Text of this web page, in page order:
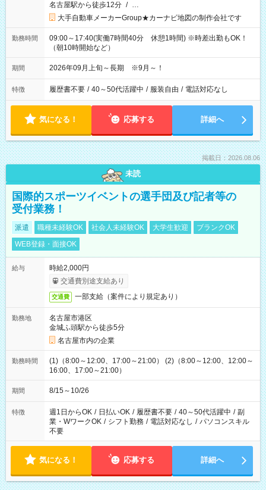
名古屋駅から徒歩12分 / …
大手自動車メーカーGroup★カーナビ地図の制作会社です
勤務時間
09:00～17:40(実働7時間40分 休憩1時間) ※時差出勤もOK！
（朝10時開始など）
期間 2026年09月上旬～長期 ※9月～！
特徴 履歴書不要 / 40～50代活躍中 / 服装自由 / 電話対応なし
気になる！ 応募する 詳細へ
掲載日：2026.08.06
未読
国際的スポーツイベントの選手団及び記者等の
受付業務！
派遣 職種未経験OK 社会人未経験OK 大学生歓迎
ブランクOK
WEB登録・面接OK
給与
時給2,000円
交通費別途支給あり
交通費 一部支給（案件により規定あり）
勤務地
名古屋市港区
金城ふ頭駅から徒歩5分
名古屋市内の企業
勤務時間
(1)（8:00～12:00、17:00～21:00） (2)（8:00～12:00、12:00～
16:00、17:00～21:00）
期間 8/15～10/26
特徴 週1日からOK / 日払いOK / 履歴書不要 / 40～50代活躍中 / 副
業・WワークOK / シフト勤務 / 電話対応なし / パソコンスキル
不要
気になる！ 応募する 詳細へ